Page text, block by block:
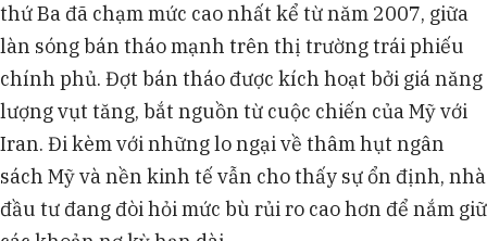
thứ Ba đã chạm mức cao nhất kể từ năm 2007, giữa
làn sóng bán tháo mạnh trên thị trường trái phiếu
chính phủ. Đợt bán tháo được kích hoạt bởi giá năng
lượng vụt tăng, bắt nguồn từ cuộc chiến của Mỹ với
Iran. Đi kèm với những lo ngại về thâm hụt ngân
sách Mỹ và nền kinh tế vẫn cho thấy sự ổn định, nhà
đầu tư đang đòi hỏi mức bù rủi ro cao hơn để nắm giữ